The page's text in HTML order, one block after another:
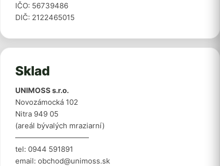
IČO: 56739486
DIČ: 2122465015
Sklad
UNIMOSS s.r.o.
Novozámocká 102
Nitra 949 05
(areál bývalých mraziarní)
——————————
tel: 0944 591891
email: obchod@unimoss.sk